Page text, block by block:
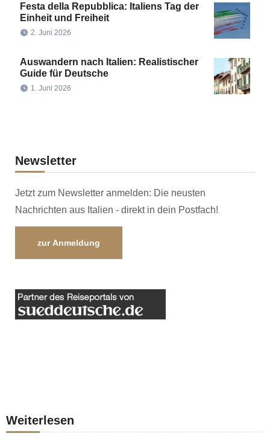
Festa della Repubblica: Italiens Tag der
Einheit und Freiheit
2. Juni 2026
Auswandern nach Italien: Realistischer
Guide für Deutsche
1. Juni 2026
Newsletter
Jetzt zum Newsletter anmelden: Die neusten
Nachrichten aus Italien - direkt in dein Postfach!
zur Anmeldung
Weiterlesen